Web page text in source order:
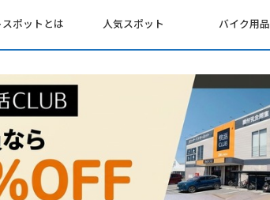
スポットとは 人気スポット バイク用品